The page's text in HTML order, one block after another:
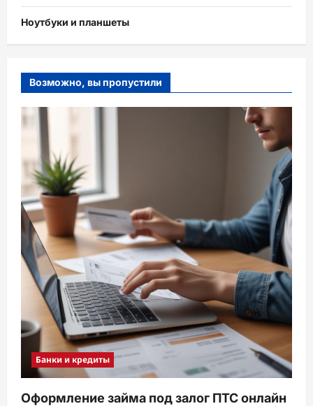
Ноутбуки и планшеты
Возможно, вы пропустили
Банки и кредиты
Оформление займа под залог ПТС онлайн